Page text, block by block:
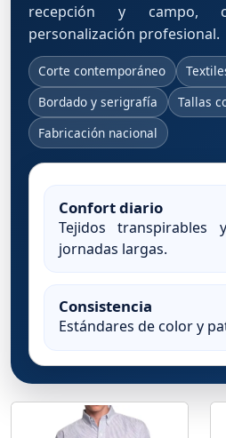
recepción y campo,
personalización profesional.
Corte contemporáneo
Bordado y serigrafía
Tallas
Fabricación nacional
Confort diario
Tejidos transpirables
jornadas largas.
Consistencia
Estándares de color y